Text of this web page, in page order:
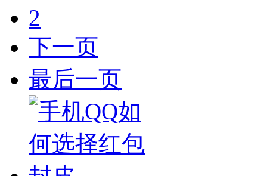
2
下一页
最后一页